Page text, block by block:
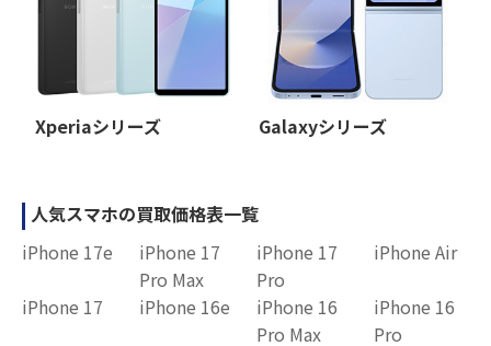
Xperiaシリーズ Galaxyシリーズ
人気スマホの買取価格表一覧
iPhone 17e
iPhone 17
Pro Max
iPhone 17
Pro
iPhone Air
iPhone 17 iPhone 16e
iPhone 16
Pro Max
iPhone 16
Pro